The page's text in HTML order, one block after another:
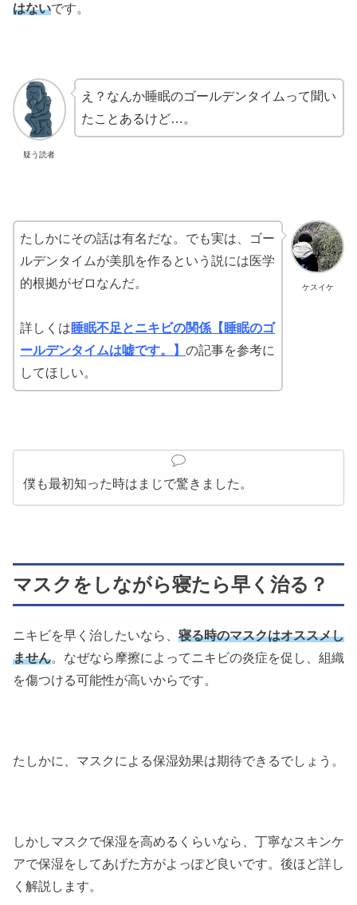
はないです。
疑う読者
え？なんか睡眠のゴールデンタイムって聞い
たことあるけど…。
ケスイケ
たしかにその話は有名だな。でも実は、ゴー
ルデンタイムが美肌を作るという説には医学
的根拠がゼロなんだ。
詳しくは睡眠不足とニキビの関係【睡眠のゴ
ールデンタイムは嘘です。】 の記事を参考に
してほしい。
僕も最初知った時はまじで驚きました。
マスクをしながら寝たら早く治る？
ニキビを早く治したいなら、 寝る時のマスクはオススメし
ません。 なぜなら摩擦によってニキビの炎症を促し、組織
を傷つける可能性が高いからです。
たしかに、マスクによる保湿効果は期待できるでしょう。
しかしマスクで保湿を高めるくらいなら、丁寧なスキンケ
アで保湿をしてあげた方がよっぽど良いです。 後ほど詳し
く解説します。